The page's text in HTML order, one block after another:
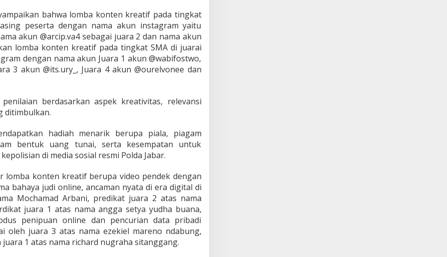
bahwa lomba konten kreatif pada tingkat
peserta dengan nama akun instagram yaitu
akun @arcip.va4 sebagai juara 2 dan nama akun
lomba konten kreatif pada tingkat SMA di juarai
dengan nama akun Juara 1 akun @wabifostwo,
3 akun @its.ury_, Juara 4 akun @ourelvonee dan
berdasarkan aspek kreativitas, relevansi
ditimbulkan.
hadiah menarik berupa piala, piagam
bentuk uang tunai, serta kesempatan untuk
di media sosial resmi Polda Jabar.
lomba konten kreatif berupa video pendek dengan
bahaya judi online, ancaman nyata di era digital di
Mochamad Arbani, predikat juara 2 atas nama
juara 1 atas nama angga setya yudha buana,
penipuan online dan pencurian data pribadi
oleh juara 3 atas nama ezekiel mareno ndabung,
1 atas nama richard nugraha sitanggang.